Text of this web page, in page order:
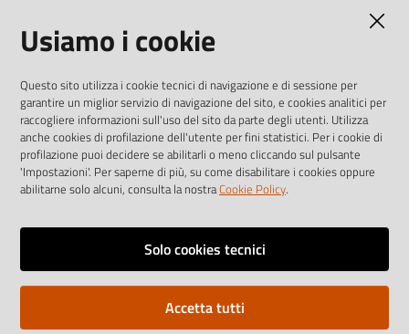
I dati personali pubblicati sono riutilizzabili solo alle condizioni
previste dalla direttiva comunitaria 2003/98/CE e dal d.lgs.
36/2006
Vai alla pagina
Note legali
Usiamo i cookie
Questo sito utilizza i cookie tecnici di navigazione e di sessione per
garantire un miglior servizio di navigazione del sito, e cookies analitici per
raccogliere informazioni sull'uso del sito da parte degli utenti. Utilizza
anche cookies di profilazione dell'utente per fini statistici. Per i cookie di
profilazione puoi decidere se abilitarli o meno cliccando sul pulsante
'Impostazioni'. Per saperne di più, su come disabilitare i cookies oppure
abilitarne solo alcuni, consulta la nostraCookie Policy.
Solo cookies tecnici
Accetta tutti